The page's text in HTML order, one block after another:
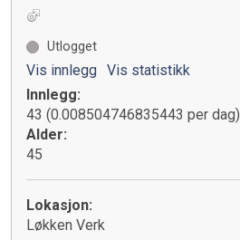
Utlogget
Vis innlegg Vis statistikk
Innlegg:
43 (0.008504746835443 per dag)
Alder:
45
Lokasjon:
Løkken Verk